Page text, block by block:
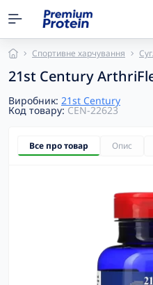
Спортивне харчування
21st Century
Виробник: 21st Century
Код товару:CEN-22623
Все про товар Опис